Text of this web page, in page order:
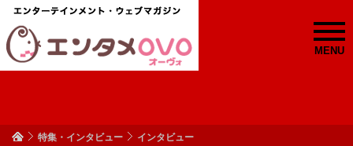
MENU
特集・インタビュー インタビュー